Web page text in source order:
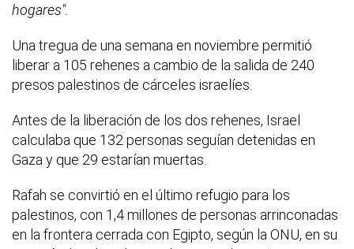
hogares".
Una tregua de una semana en noviembre permitió
liberar a 105 rehenes a cambio de la salida de 240
presos palestinos de cárceles israelíes.
Antes de la liberación de los dos rehenes, Israel
calculaba que 132 personas seguían detenidas en
Gaza y que 29 estarían muertas.
Rafah se convirtió en el último refugio para los
palestinos, con 1,4 millones de personas arrinconadas
en la frontera cerrada con Egipto, según la ONU, en su